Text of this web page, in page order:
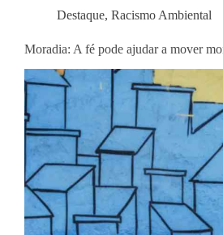
Destaque, Racismo Ambiental
Moradia: A fé pode ajudar a mover